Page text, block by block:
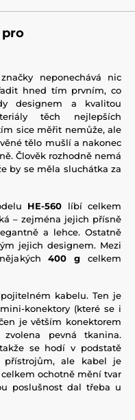
pro
neponechává nic
hned tím prvním, co
designem a kvalitou
těch nejlepších
sice měřit nemůže, ale
tělo mušlí a nakonec
Člověk rozhodně nemá
by se měla sluchátka za
HE-560 líbí celkem
– zejména jejich přísně
a lehce. Ostatně
jejich designem. Mezi
nějakých400 g celkem
kabelu. Ten je
konektory (které se i
je větším konektorem
pevná tkanina.
se hodí v podstatě
ale kabel je
ochotně mění tvar
poslušnost dal třeba u